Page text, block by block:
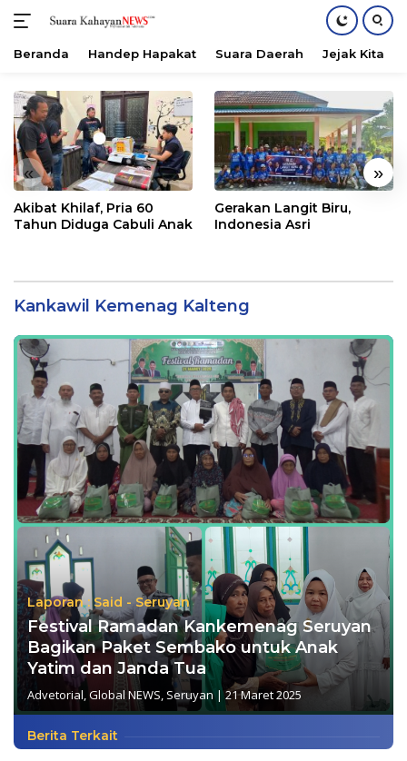
konten
Beranda Handep Hapakat Suara Daerah Jejak Kita
« »
Akibat Khilaf, Pria 60
Tahun Diduga Cabuli Anak
Gerakan Langit Biru,
Indonesia Asri
Kankawil Kemenag Kalteng
Laporan : Said - Seruyan
Festival Ramadan Kankemenag Seruyan
Bagikan Paket Sembako untuk Anak
Yatim dan Janda Tua
Advetorial,Global NEWS, Seruyan|21 Maret 2025
Berita Terkait